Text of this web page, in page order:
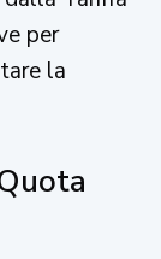
per
la